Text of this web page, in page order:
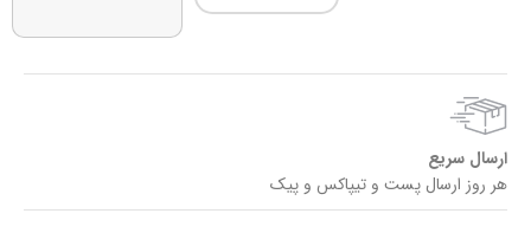
ارسال سریع
هر روز ارسال پست و تیپاکس و پیک